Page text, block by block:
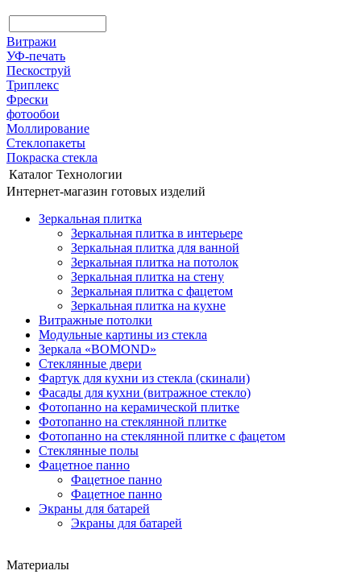
Витражи
УФ-печать
Пескоструй
Триплекс
Фрески
фотообои
Моллирование
Стеклопакеты
Покраска стекла
Каталог Технологии
Интернет-магазин готовых изделий
Зеркальная плитка
Зеркальная плитка в интерьере
Зеркальная плитка для ванной
Зеркальная плитка на потолок
Зеркальная плитка на стену
Зеркальная плитка с фацетом
Зеркальная плитка на кухне
Витражные потолки
Модульные картины из стекла
Зеркала «BOMOND»
Стеклянные двери
Фартук для кухни из стекла (скинали)
Фасады для кухни (витражное стекло)
Фотопанно на керамической плитке
Фотопанно на стеклянной плитке
Фотопанно на стеклянной плитке с фацетом
Стеклянные полы
Фацетное панно
Фацетное панно
Фацетное панно
Экраны для батарей
Экраны для батарей
Материалы